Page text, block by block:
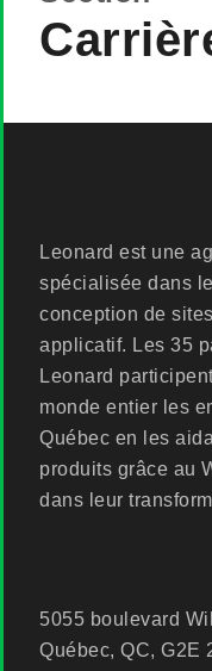
Leonard est une
spécialisée dans
conception de
applicatif. Les 35
Leonard
monde entier les
Québec en les
produits grâce au
dans leur
5055 boulevard
Québec, QC, G2E